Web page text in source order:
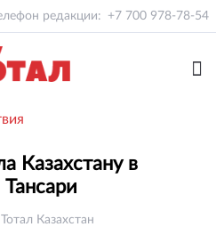
редакции: +7 700 978-78-54
Казахстану в
Казахстан